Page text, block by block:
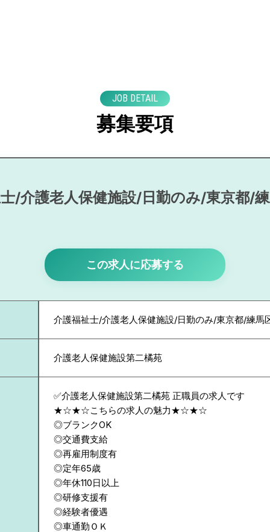
JOB DETAIL
募集要項
/介護老人保健施設/日勤のみ/東京都/
この求人に応募する
介護福祉士/介護老人保健施設/日勤のみ/東京都/練馬
介護老人保健施設第二橘苑
✅介護老人保健施設第二橘苑 正職員の求人です
★☆★☆こちらの求人の魅力★☆★☆
◎ブランクOK
◎交通費支給
◎再雇用制度有
◎定年65歳
◎年休110日以上
◎研修支援有
◎経験者優遇
◎車通勤ＯＫ